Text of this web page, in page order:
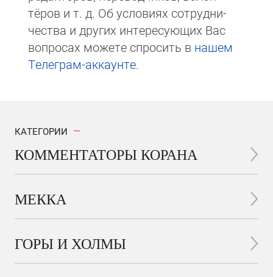
тёров и т. д. Об ус­ло­виях сотрудни­
чест­ва и других интере­сую­щих Вас
вопросах мо­же­те спросить в на­шем
Те­ле­грам-ак­каунте.
КАТЕГОРИИ
КОММЕНТАТОРЫ КОРАНА
МЕККА
ГОРЫ И ХОЛМЫ